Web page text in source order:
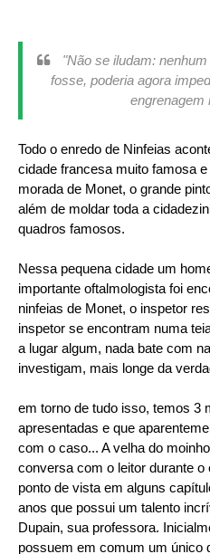
"Não se iludam:
fosse, poderia agora
engrenagem
Todo o enredo de Ninfeias
cidade francesa muito famosa
morada de Monet, o grande
além de moldar toda a
quadros famosos.
Nessa pequena cidade um
importante oftalmologista foi
ninfeias de Monet, o inspetor
inspetor se encontram numa
a lugar algum, nada bate com
investigam, mais longe da
em torno de tudo isso, temos 3
apresentadas e que
com o caso... A velha do
conversa com o leitor durante o
ponto de vista em alguns
anos que possui um talento
Dupain, sua professora.
possuem em comum um único